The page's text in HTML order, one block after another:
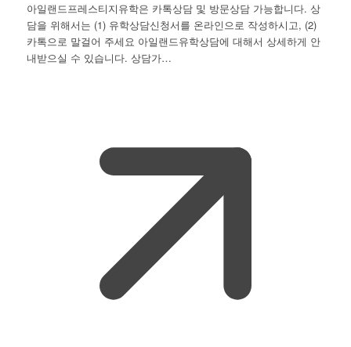
아일랜드프레스티지유학은 카톡상담 및 방문상담 가능합니다. 상
담을 위해서는 (1) 유학상담신청서를 온라인으로 작성하시고, (2)
카톡으로 말걸어 주세요 아일랜드유학상담에 대해서 상세하게 안
내받으실 수 있습니다. 상담가…